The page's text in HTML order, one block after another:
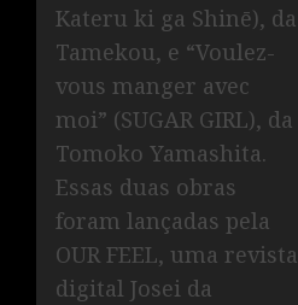
Kateru ki ga Shinē), da
Tamekou, e “Voulez-
vous manger avec
moi” (SUGAR GIRL), da
Tomoko Yamashita.
Essas duas obras
foram lançadas pela
OUR FEEL, uma revista
digital Josei da